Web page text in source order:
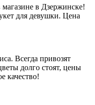
в Дзержинске!
для девушки. Цена
Всегда привозят
долго стоят, цены
качество!